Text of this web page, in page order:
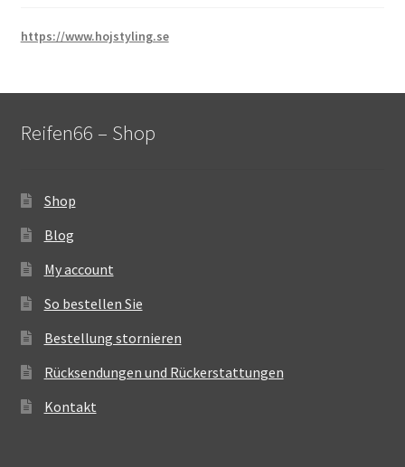
https://www.hojstyling.se
Reifen66 – Shop
Shop
Blog
My account
So bestellen Sie
Bestellung stornieren
Rücksendungen und Rückerstattungen
Kontakt